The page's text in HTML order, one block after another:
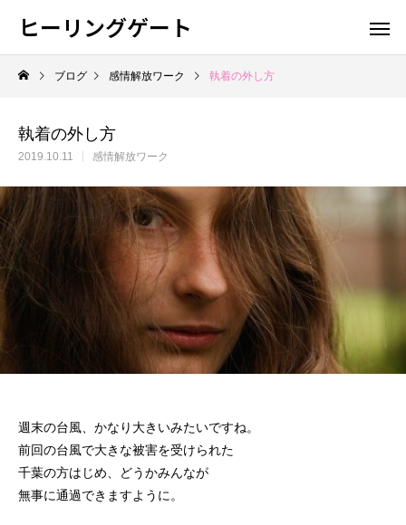
ヒーリングゲート
ブログ 感情解放ワーク 執着の外し方
執着の外し方
2019.10.11 感情解放ワーク
週末の台風、かなり大きいみたいですね。
前回の台風で大きな被害を受けられた
千葉の方はじめ、どうかみんなが
無事に通過できますように。